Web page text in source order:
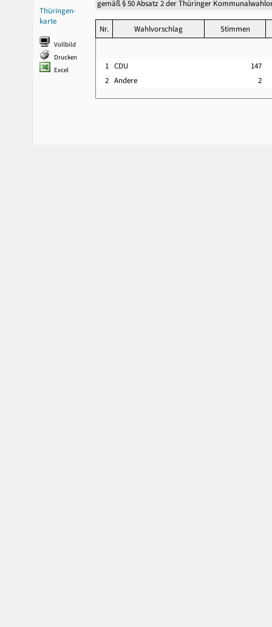
Thüringen-
karte
Vollbild
Drucken
Excel
gemäß § 50 Absatz 2 der Thüringer
Nr. Wahlvorschlag Stimmen
1 CDU
147
2 Andere 2